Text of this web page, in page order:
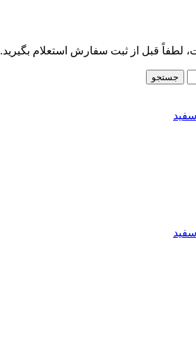
لطفاً قبل از ثبت سفارش استعلام بگیرید.
جستجو